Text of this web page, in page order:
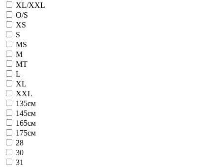
XL/XXL
O/S
XS
S
MS
M
MT
L
XL
XXL
135см
145см
165см
175см
28
30
31